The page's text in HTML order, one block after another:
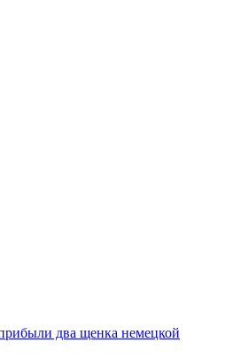
два щенка немецкой